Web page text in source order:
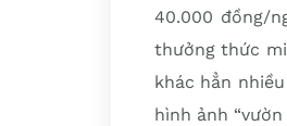
40.000 đồng/
thưởng thức
khác hẳn
hình ảnh